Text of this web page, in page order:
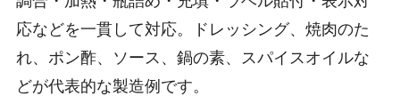
応などを一貫して対応。ドレッシング、焼肉のた
れ、ポン酢、ソース、鍋の素、スパイスオイルな
どが代表的な製造例です。